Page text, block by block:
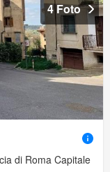
4 Foto
di Roma Capitale